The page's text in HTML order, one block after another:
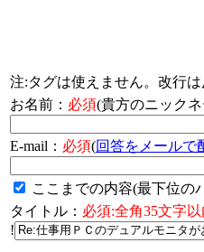
注:タグは使えません。改行
お名前： 必須(貴方のニック
E-mail： 必須(回答をメール
ここまでの内容(最下位の
タイトル： 必須:全角35文字以
!